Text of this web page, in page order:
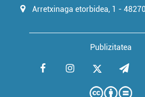
Arretxinaga etorbidea, 1 -
Publizitatea